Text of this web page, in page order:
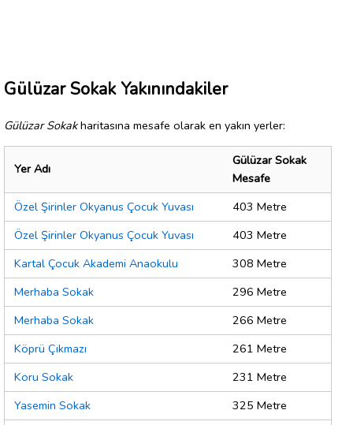
Gülüzar Sokak Yakınındakiler
Gülüzar Sokakharitasına mesafe olarak en yakın yerler:
Yer Adı
Gülüzar Sokak
Mesafe
Özel Şirinler Okyanus Çocuk Yuvası
403 Metre
Özel Şirinler Okyanus Çocuk Yuvası
403 Metre
Kartal Çocuk Akademi Anaokulu
308 Metre
Merhaba Sokak
296 Metre
Merhaba Sokak
266 Metre
Köprü Çıkmazı
261 Metre
Koru Sokak
231 Metre
Yasemin Sokak
325 Metre